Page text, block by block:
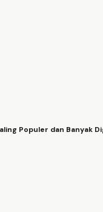
Populer dan Banyak